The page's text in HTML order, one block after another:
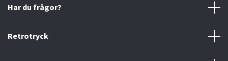
Har du frågor?
Retrotryck